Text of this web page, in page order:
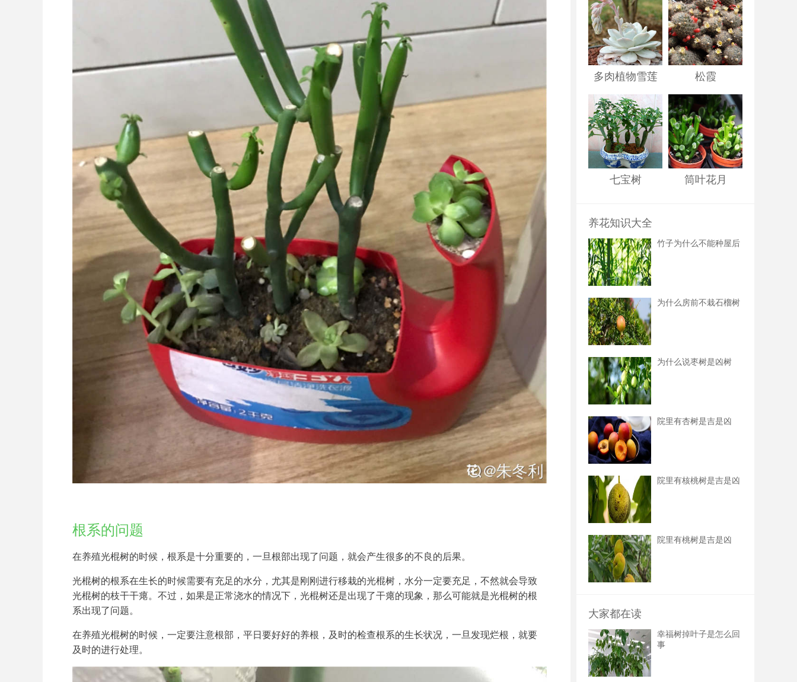
根系的问题
在养殖光棍树的时候，根系是十分重要的，一旦根部出现了问题，就会产生很多的不良的后果。
光棍树的根系在生长的时候需要有充足的水分，尤其是刚刚进行移栽的光棍树，水分一定要充足，不然就会导致
光棍树的枝干干瘪。不过，如果是正常浇水的情况下，光棍树还是出现了干瘪的现象，那么可能就是光棍树的根
系出现了问题。
在养殖光棍树的时候，一定要注意根部，平日要好好的养根，及时的检查根系的生长状况，一旦发现烂根，就要
及时的进行处理。
多肉植物雪莲 松霞
七宝树 筒叶花月
养花知识大全
竹子为什么不能种屋后
为什么房前不栽石榴树
为什么说枣树是凶树
院里有杏树是吉是凶
院里有核桃树是吉是凶
院里有桃树是吉是凶
大家都在读
幸福树掉叶子是怎么回
事